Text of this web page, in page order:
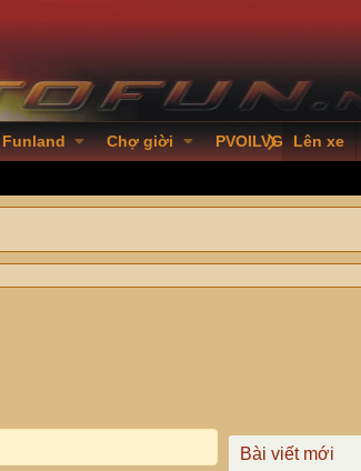
Funland Chợ giời PVOILVGC2026
Lên xe
Bài viết mới